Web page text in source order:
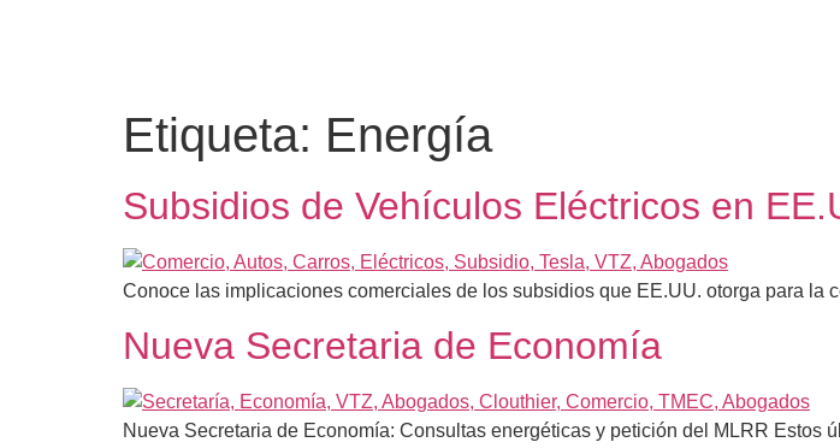
Etiqueta: Energía
Subsidios de Vehículos Eléctricos en
Conoce las implicaciones comerciales de los subsidios que EE.UU. otorga para la
Nueva Secretaria de Economía
Nueva Secretaria de Economía: Consultas energéticas y petición del MLRR Estos